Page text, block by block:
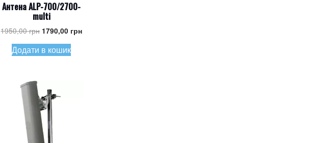
Антена ALP-700/2700-
multi
1950,00грн Оригінальна
1950,00 грн.
1790,00 грнПоточна
Додати в кошик